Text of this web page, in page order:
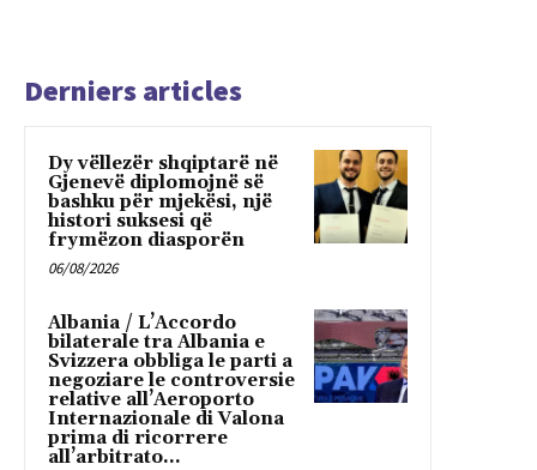
Derniers articles
Dy vëllezër shqiptarë në
Gjenevë diplomojnë së
bashku për mjekësi, një
histori suksesi që
frymëzon diasporën
06/08/2026
Albania / L’Accordo
bilaterale tra Albania e
Svizzera obbliga le parti a
negoziare le controversie
relative all’Aeroporto
Internazionale di Valona
prima di ricorrere
all’arbitrato...